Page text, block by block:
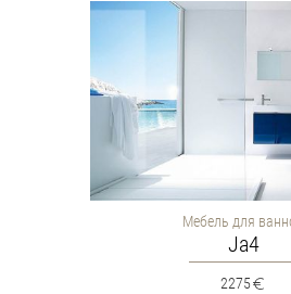
Мебель для
Ja4
2275